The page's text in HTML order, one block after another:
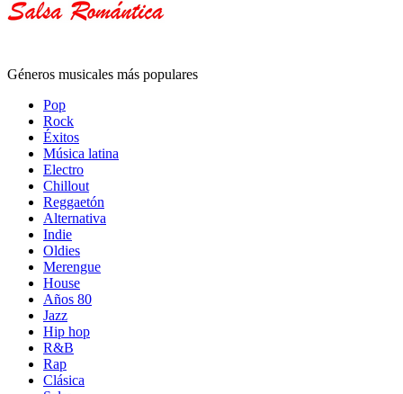
Géneros musicales más populares
Pop
Rock
Éxitos
Música latina
Electro
Chillout
Reggaetón
Alternativa
Indie
Oldies
Merengue
House
Años 80
Jazz
Hip hop
R&B
Rap
Clásica